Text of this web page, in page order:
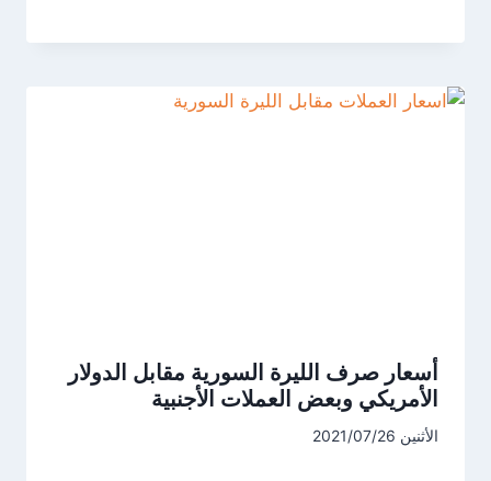
أسعار صرف الليرة السورية مقابل الدولار
الأمريكي وبعض العملات الأجنبية
الأثنين 2021/07/26